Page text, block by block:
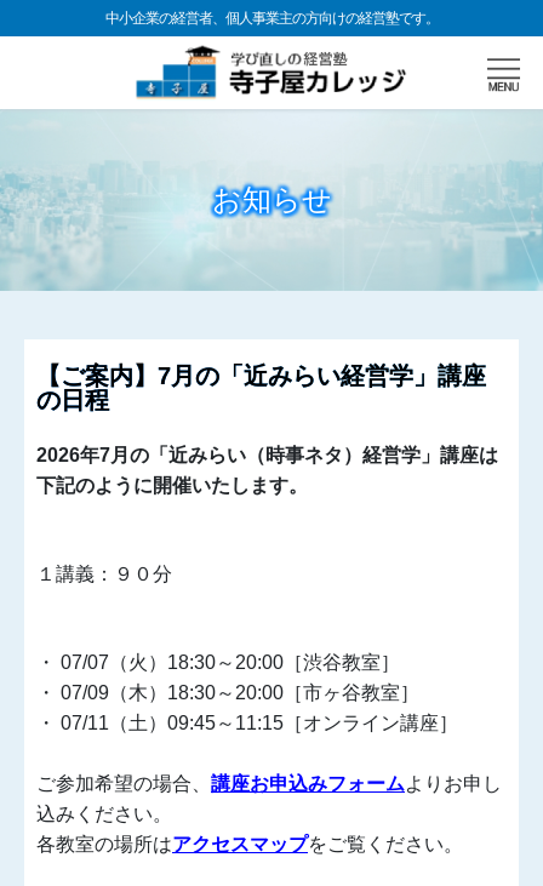
中小企業の経営者、個人事業主の方向けの経営塾です。
お知らせ
【ご案内】7月の「近みらい経営学」講座
の日程
2026年7月の「近みらい（時事ネタ）経営学」講座は
下記のように開催いたします。
１講義：９０分
・ 07/07（火）18:30～20:00［渋谷教室］
・ 07/09（木）18:30～20:00［市ヶ谷教室］
・ 07/11（土）09:45～11:15［オンライン講座］
ご参加希望の場合、 講座お申込みフォームよりお申し
込みください。
各教室の場所はアクセスマップをご覧ください。